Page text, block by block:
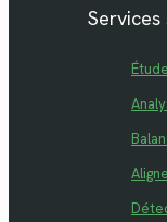
Services